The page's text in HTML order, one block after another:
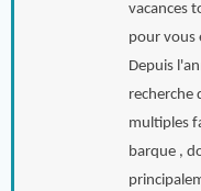
vacances
pour vous
Depuis
recherche
multiples
barque ,